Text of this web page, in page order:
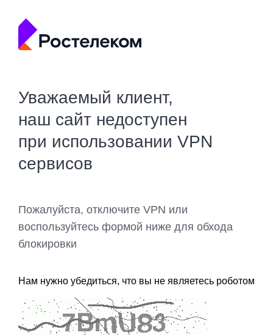
Уважаемый клиент,
наш сайт недоступен
при использовании VPN
сервисов
Пожалуйста, отключите VPN или
воспользуйтесь формой ниже для обхода
блокировки
Нам нужно убедиться, что вы не являетесь роботом